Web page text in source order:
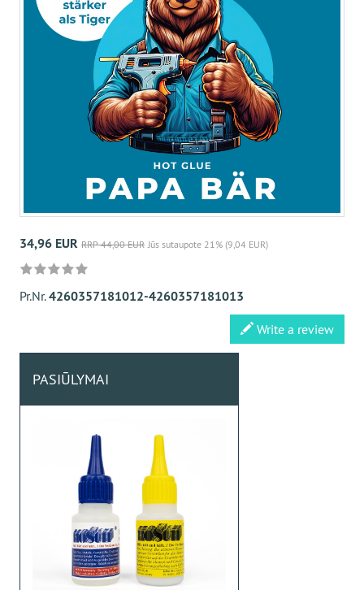
34,96 EUR RRP 44,00 EUR Jūs sutaupote 21% (9,04 EUR)
Pr.Nr.4260357181012-4260357181013
Write a review
PASIŪLYMAI